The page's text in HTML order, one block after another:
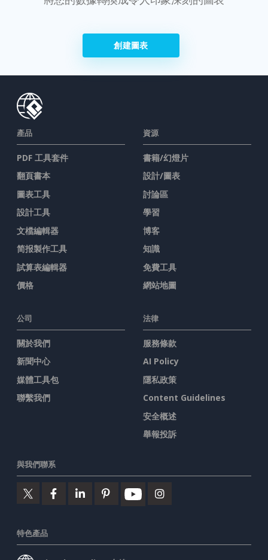
創建圖表
產品
PDF 工具套件
翻頁書本
圖表工具
設計工具
文檔編輯器
简报製作工具
試算表編輯器
價格
資源
書籍/幻燈片
設計/圖表
討論區
學習
博客
知識
免費工具
網站地圖
公司
關於我們
新聞中心
媒體工具包
聯繫我們
法律
服務條款
AI Policy
隱私政策
Content Guidelines
安全概述
舉報投訴
與我們聯系
特色產品